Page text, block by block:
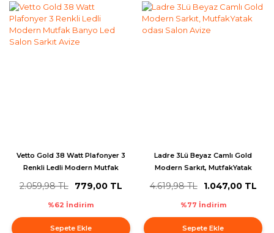
Vetto Gold 38 Watt Plafonyer 3
Renkli Ledli Modern Mutfak
2.059,98 TL 779,00 TL
%62 İndirim
Sepete Ekle
Ladre 3Lü Beyaz Camlı Gold
Modern Sarkıt, MutfakYatak
4.619,98 TL 1.047,00 TL
%77 İndirim
Sepete Ekle